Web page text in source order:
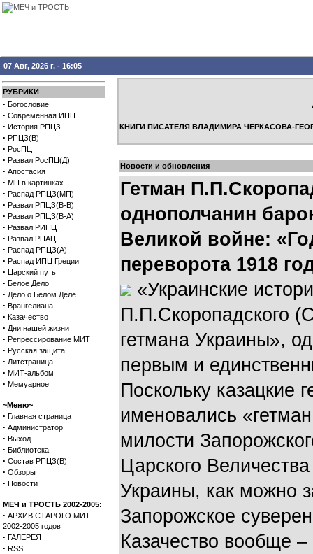
07 Авг, 2026 г. - 16:05
РУБРИКИ
· Богословие
· Современная ИПЦ
· История РПЦЗ
· РПЦЗ(В)
· РосПЦ
· Развал РосПЦ(Д)
· Апостасия
· МП в картинках
· Распад РПЦЗ(МП)
· Развал РПЦЗ(В-В)
· Развал РПЦЗ(В-А)
· Развал РИПЦ
· Развал РПАЦ
· Распад РПЦЗ(А)
· Распад ИПЦ Греции
· Царский путь
· Белое Дело
· Дело о Белом Деле
· Врангелиана
· Казачество
· Дни нашей жизни
· Репрессирование МИТ
· Русская защита
· Литстраница
· МИТ-альбом
· Мемуарное
~Меню~
· Главная страница
· Администратор
· Выход
· Библиотека
· Состав РПЦЗ(В)
· Обзоры
· Новости
МЕЧ и ТРОСТЬ 2002-2005:
· АРХИВ СТАРОГО МИТ
2002-2005 годов
· ГАЛЕРЕЯ
· RSS
КНИГИ ПИСАТЕЛЯ ВЛАДИМИРА ЧЕРКАСОВА-
Новости и обновления
Гетман
однополчанин
Великой войне:
переворота 1918
«Украинские
П.П.Скоропадского
гетмана Украины»,
первым и
Поскольку казацкие
именовались
милости
Царского
Украины, как можно
Запорожское
Казачество вообще